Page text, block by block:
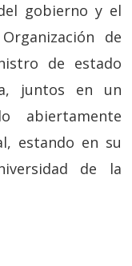
gobierno y el
de
de estado
juntos en un
abiertamente
estando en su
de la